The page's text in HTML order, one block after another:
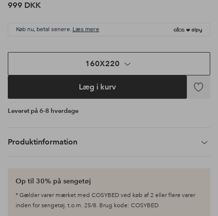
999 DKK
Køb nu, betal senere. Læs mere
160X220
Læg i kurv
Tilføj
Leveret på 6-8 hverdage
Produktinformation
Op til 30% på sengetøj
* Gælder varer mærket med COSYBED ved køb af 2 eller flere varer
inden for sengetøj. t.o.m. 25/8. Brug kode: COSYBED